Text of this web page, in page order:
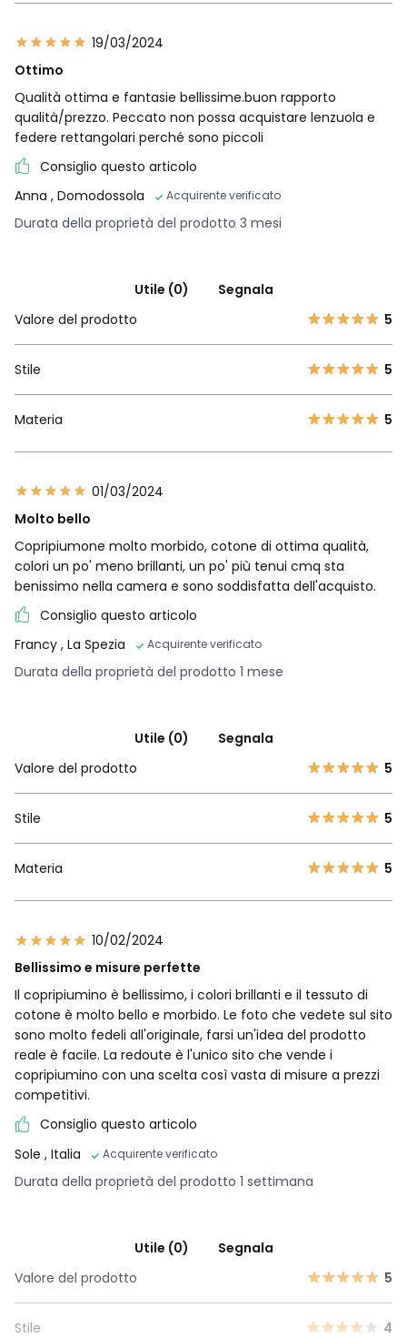
19/03/2024
Ottimo
Qualità ottima e fantasie bellissime.buon rapporto
qualità/prezzo. Peccato non possa acquistare lenzuola e
federe rettangolari perché sono piccoli
Consiglio questo articolo
Anna , Domodossola Acquirente verificato
Durata della proprietà del prodotto 3 mesi
Utile (0)
Segnala
Valore del prodotto
5
Stile 5
Materia 5
01/03/2024
Molto bello
Copripiumone molto morbido, cotone di ottima qualità,
colori un po' meno brillanti, un po' più tenui cmq sta
benissimo nella camera e sono soddisfatta dell'acquisto.
Consiglio questo articolo
Francy , La Spezia Acquirente verificato
Durata della proprietà del prodotto 1 mese
Utile (0)
Segnala
Valore del prodotto
5
Stile 5
Materia 5
10/02/2024
Bellissimo e misure perfette
Il copripiumino è bellissimo, i colori brillanti e il tessuto di
cotone è molto bello e morbido. Le foto che vedete sul sito
sono molto fedeli all'originale, farsi un'idea del prodotto
reale è facile. La redoute è l'unico sito che vende i
copripiumino con una scelta così vasta di misure a prezzi
competitivi.
Consiglio questo articolo
Sole , Italia Acquirente verificato
Durata della proprietà del prodotto 1 settimana
Utile (0)
Segnala
Valore del prodotto
5
Stile 4